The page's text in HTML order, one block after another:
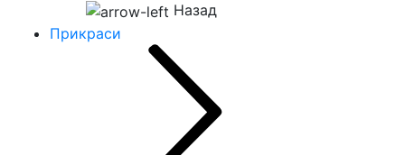
Назад
Прикраси